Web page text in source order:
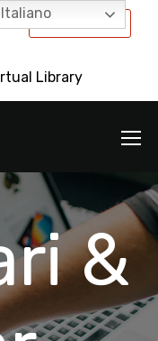
International
Library
&
Italiano